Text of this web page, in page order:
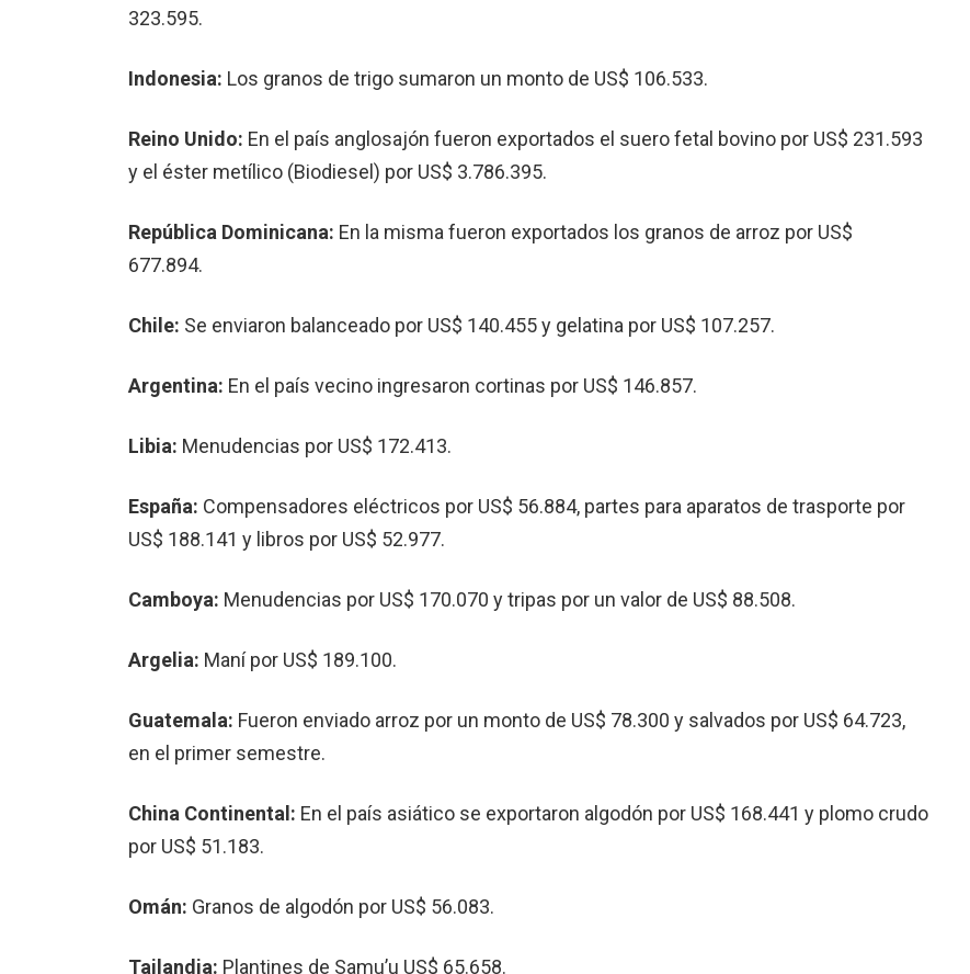
323.595.
Indonesia: Los granos de trigo sumaron un monto de US$ 106.533.
Reino Unido: En el país anglosajón fueron exportados el suero fetal bovino por US$ 231.593
y el éster metílico (Biodiesel) por US$ 3.786.395.
República Dominicana: En la misma fueron exportados los granos de arroz por US$
677.894.
Chile: Se enviaron balanceado por US$ 140.455 y gelatina por US$ 107.257.
Argentina: En el país vecino ingresaron cortinas por US$ 146.857.
Libia: Menudencias por US$ 172.413.
España: Compensadores eléctricos por US$ 56.884, partes para aparatos de trasporte por
US$ 188.141 y libros por US$ 52.977.
Camboya: Menudencias por US$ 170.070 y tripas por un valor de US$ 88.508.
Argelia: Maní por US$ 189.100.
Guatemala: Fueron enviado arroz por un monto de US$ 78.300 y salvados por US$ 64.723,
en el primer semestre.
China Continental: En el país asiático se exportaron algodón por US$ 168.441 y plomo crudo
por US$ 51.183.
Omán: Granos de algodón por US$ 56.083.
Tailandia: Plantines de Samu’u US$ 65.658.